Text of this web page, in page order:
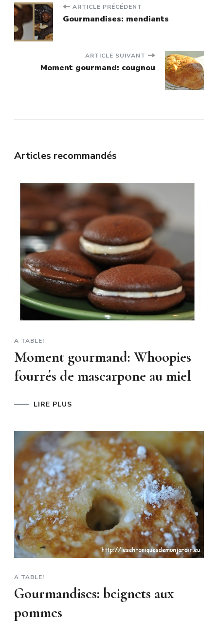
Navigation
d'article
ARTICLE PRÉCÉDENT
Gourmandises: mendiants
ARTICLE SUIVANT
Moment gourmand: cougnou
Articles recommandés
A TABLE!
Moment gourmand: Whoopies
fourrés de mascarpone au miel
LIRE PLUS
A TABLE!
Gourmandises: beignets aux
pommes